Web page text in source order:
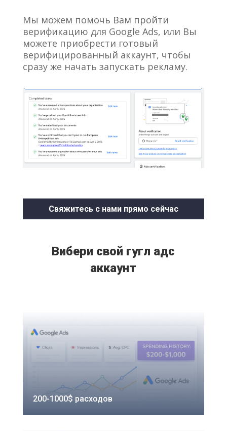
Мы можем помочь Вам пройти
верификацию для Google Ads, или Вы
можете приобрести готовый
верифицированный аккаунт, чтобы
сразу же начать запускать рекламу.
Свяжитесь с нами прямо сейчас
Вибери свой гугл адс
аккаунт
200-1000$ расходов